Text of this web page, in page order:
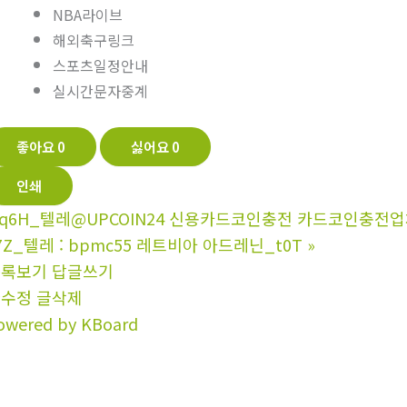
NBA라이브
해외축구링크
스포츠일정안내
실시간문자중계
좋아요0 싫어요0
인쇄
q6H_텔레@UPCOIN24 신용카드코인충전 카드코인충전
텔레 : bpmc55 레트비아 아드레닌_t0T »
보기 답글쓰기
정 글삭제
by KBoard